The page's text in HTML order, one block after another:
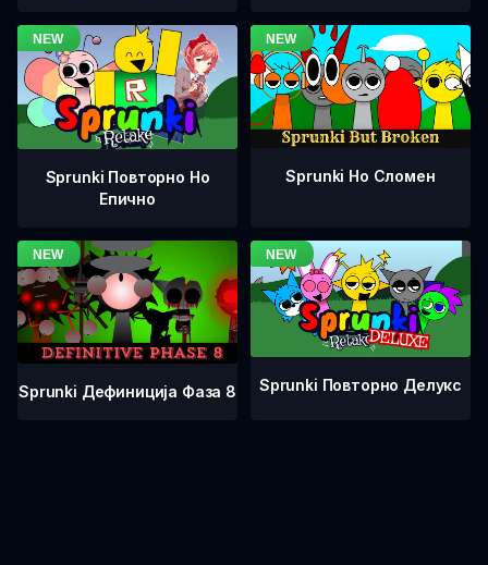
Sprunki Повторно Но
Епично
Sprunki Но Сломен
Sprunki Дефиниција Фаза 8 Sprunki Повторно Делукс